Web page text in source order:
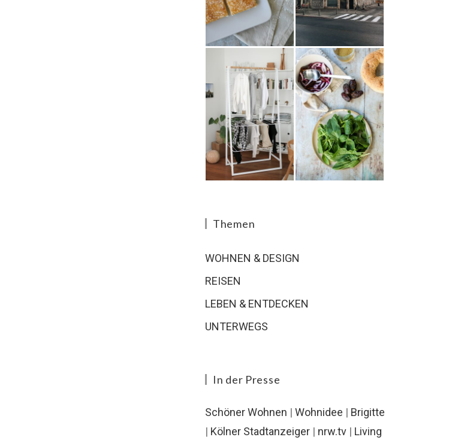
Themen
WOHNEN & DESIGN
REISEN
LEBEN & ENTDECKEN
UNTERWEGS
In der Presse
Schöner Wohnen | Wohnidee | Brigitte
| Kölner Stadtanzeiger | nrw.tv | Living